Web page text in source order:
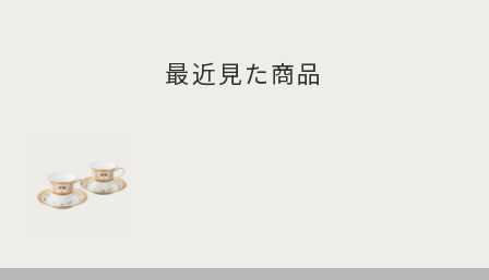
最近見た商品